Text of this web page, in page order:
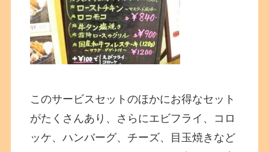
このサービスセットのほかにお得なセット
がたくさんあり、さらにエビフライ、コロ
ッケ、ハンバーグ、チーズ、目玉焼きなど